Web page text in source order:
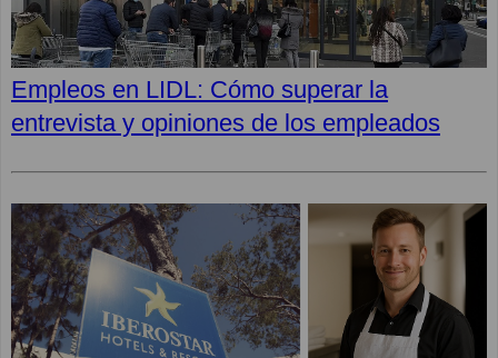
Empleos en LIDL: Cómo superar la
entrevista y opiniones de los empleados